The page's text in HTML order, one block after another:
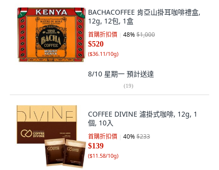
BACHACOFFEE 肯亞山掛耳咖啡禮盒,
12g, 12包, 1盒
首購折扣價 48%$1,000
$520
($36.11/10g)
8/10 星期一 預計送達
(19)
COFFEE DIVINE 濾掛式咖啡, 12g, 1
個, 10入
首購折扣價 40%$233
$139
($11.58/10g)